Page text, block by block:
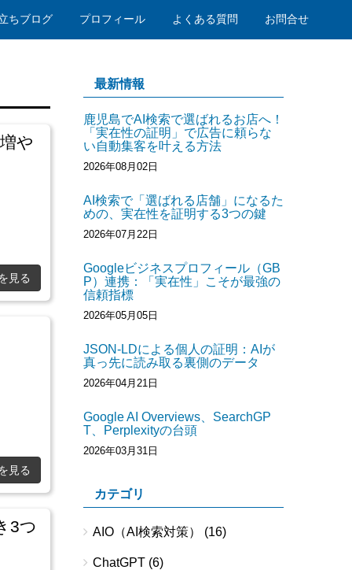
ちブログ プロフィール よくある質問 お問合せ
や
見る
見る
3つ
最新情報
鹿児島でAI検索で選ばれるお店へ！
「実在性の証明」で広告に頼らな
い自動集客を叶える方法
2026年08月02日
AI検索で「選ばれる店舗」になるた
めの、実在性を証明する3つの鍵
2026年07月22日
Googleビジネスプロフィール（GB
P）連携：「実在性」こそが最強の
信頼指標
2026年05月05日
JSON-LDによる個人の証明：AIが
真っ先に読み取る裏側のデータ
2026年04月21日
Google AI Overviews、SearchGP
T、Perplexityの台頭
2026年03月31日
カテゴリ
AIO（AI検索対策） (16)
ChatGPT(6)